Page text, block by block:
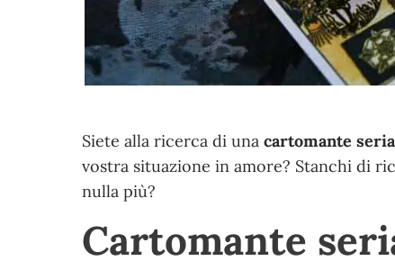
Siete alla ricerca di unacartomante
vostra situazione in amore? Stanchi di
nulla più?
Cartomante